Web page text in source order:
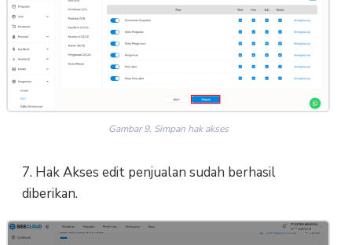
Gambar 9. Simpan hak akses
7. Hak Akses edit penjualan sudah berhasil
diberikan.